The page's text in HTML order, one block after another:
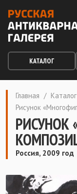
КАТАЛОГ
Главная /
Рисунок
РИСУНОК
Россия, 2009 год